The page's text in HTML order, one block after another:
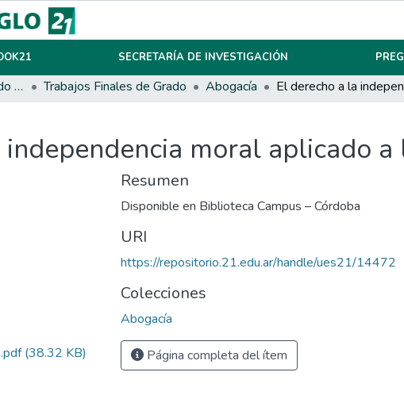
SECRETARÍA DE INVESTIGACIÓN
Trabajos Finales De Grado Y Posgrado Trabajos Finales de Grado Abogacía
moral aplicado
(38.32 KB)
Resumen
Disponible en Biblioteca Campus – Córdoba
URI
https://repositorio.21.edu.ar/handle/ues21/14472
Colecciones
Abogacía
Página completa del ítem